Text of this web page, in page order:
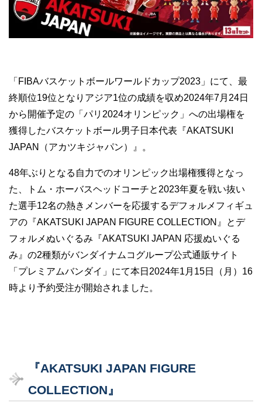
「FIBAバスケットボールワールドカップ2023」にて、最
終順位19位となりアジア1位の成績を収め2024年7月24日
から開催予定の「パリ2024オリンピック」への出場権を
獲得したバスケットボール男子日本代表『AKATSUKI
JAPAN（アカツキジャパン）』。
48年ぶりとなる自力でのオリンピック出場権獲得となっ
た、トム・ホーバスヘッドコーチと2023年夏を戦い抜い
た選手12名の熱きメンバーを応援するデフォルメフィギュ
アの『AKATSUKI JAPAN FIGURE COLLECTION』とデ
フォルメぬいぐるみ『AKATSUKI JAPAN 応援ぬいぐる
み』の2種類がバンダイナムコグループ公式通販サイト
「プレミアムバンダイ」にて本日2024年1月15日（月）16
時より予約受注が開始されました。
『AKATSUKI JAPAN FIGURE
COLLECTION』